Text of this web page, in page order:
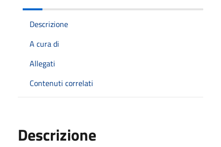
Descrizione
A cura di
Allegati
Contenuti correlati
Descrizione